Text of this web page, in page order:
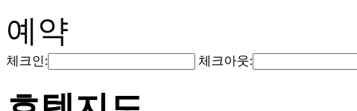
예약
체크인: 체크아웃: